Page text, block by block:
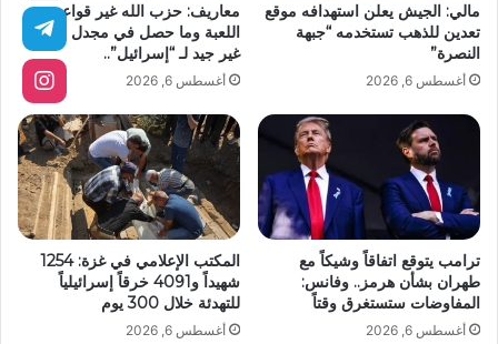
مالي: الجيش يعلن استهدافه موقع
تعدين للذهب تستخدمه “جبهة
النصرة”
أغسطس 6, 2026
معاريف: حزب الله غير قواعد
اللعبة وما حصل في مجدل زون
غير جيد لـ “إسرائيل”..
أغسطس 6, 2026
ترامب يتوقع اتفاقاً وشيكاً مع
طهران بشأن هرمز.. وفانس:
المفاوضات ستستغرق وقتاً
أغسطس 6, 2026
المكتب الإعلامي في غزة: 1254
شهيداً و4091 خرقاً إسرائيلياً
للتهدئة خلال 300 يوم
أغسطس 6, 2026